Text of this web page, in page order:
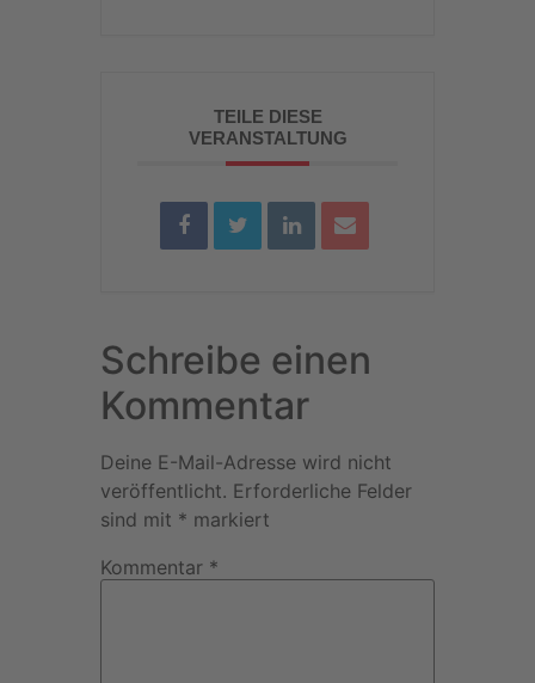
TEILE DIESE
VERANSTALTUNG
Schreibe einen
Kommentar
Deine E-Mail-Adresse wird nicht
veröffentlicht. Erforderliche Felder
sind mit * markiert
Kommentar *